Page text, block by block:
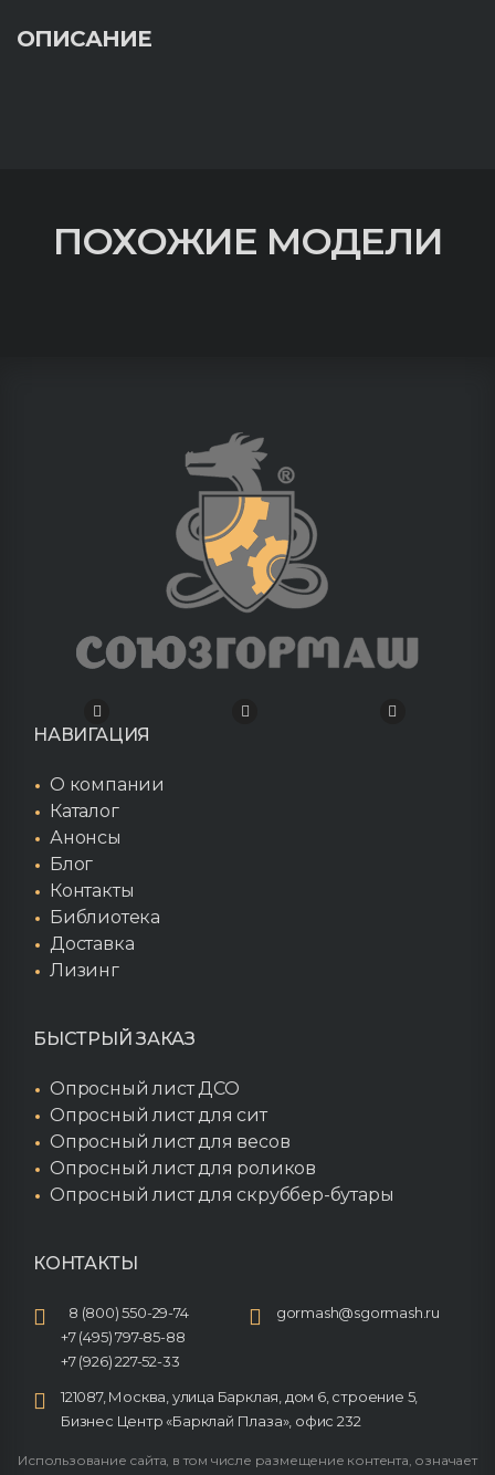
ОПИСАНИЕ
ПОХОЖИЕ МОДЕЛИ
НАВИГАЦИЯ
О компании
Каталог
Анонсы
Блог
Контакты
Библиотека
Доставка
Лизинг
БЫСТРЫЙ ЗАКАЗ
Опросный лист ДСО
Опросный лист для сит
Опросный лист для весов
Опросный лист для роликов
Опросный лист для скруббер-бутары
КОНТАКТЫ
8 (800) 550-29-74
+7 (495) 797-85-88
+7 (926) 227-52-33
gormash@sgormash.ru
121087, Москва, улица Барклая, дом 6, строение 5,
Бизнес Центр «Барклай Плаза», офис 232
Использование сайта, в том числе размещение контента, означает